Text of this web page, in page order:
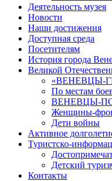
Деятельность музея
Новости
Наши достижения
Доступная среда
Посетителям
История города
Великой
«ВЕНЕВЦЫ-
По местам
ВЕНЕВЦЫ-
Женщины-
Дети войны
Активное
Туристско-
Детский
Контакты